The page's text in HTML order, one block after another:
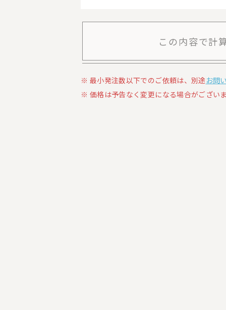
この内容で計
最小発注数以下でのご依頼は、別途 お問
価格は予告なく変更になる場合がござい